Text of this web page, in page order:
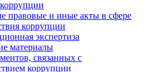
правовые и иные акты в сфере
коррупции
экспертиза
материалы
связанных с
коррупции